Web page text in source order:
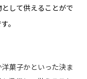
として供えることがで
。
菓子かといった決ま